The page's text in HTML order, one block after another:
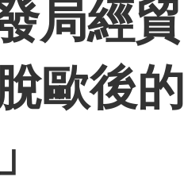
局經貿
歐後的